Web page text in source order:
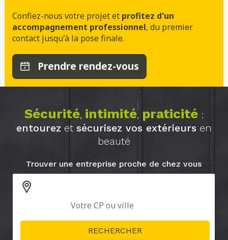
Confiez-nous votre projet et profitez d'un
accompagnement professionnel, du premier
contact jusqu'à la pose finale.
Prendre rendez-vous
Sécurité, intimité, praticité:
entourez et sécurisez vos extérieurs en
beauté
Trouver une entreprise proche de chez vous